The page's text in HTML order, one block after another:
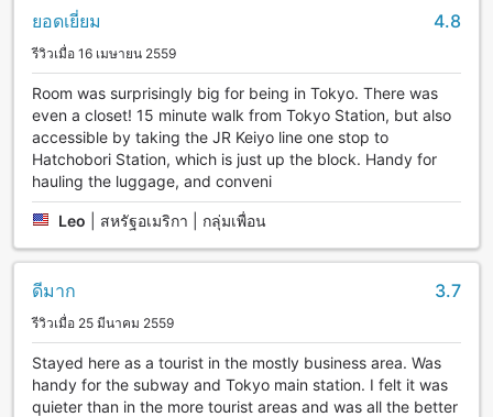
ยอดเยี่ยม 4.8
รีวิวเมื่อ 16 เมษายน 2559
Room was surprisingly big for being in Tokyo. There was
even a closet! 15 minute walk from Tokyo Station, but also
accessible by taking the JR Keiyo line one stop to
Hatchobori Station, which is just up the block. Handy for
hauling the luggage, and conveni
Leo สหรัฐอเมริกา | กลุ่มเพื่อน
ดีมาก 3.7
รีวิวเมื่อ 25 มีนาคม 2559
Stayed here as a tourist in the mostly business area. Was
handy for the subway and Tokyo main station. I felt it was
quieter than in the more tourist areas and was all the better